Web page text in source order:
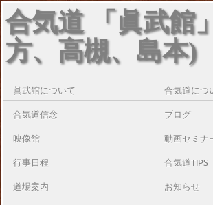
合気道 「眞武館
方、高槻、島本)
眞武館について 合気道につ
合気道信念 ブログ
映像館 動画セミナ
行事日程 合気道TIPS
道場案内 お知らせ